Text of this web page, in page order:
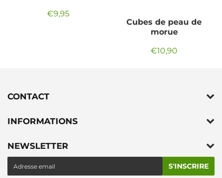
Prix
€9,95€9,95
Cubes de peau de
morue
Prix
€10,90
CONTACT
INFORMATIONS
NEWSLETTER
mail
S'INSCRIRE